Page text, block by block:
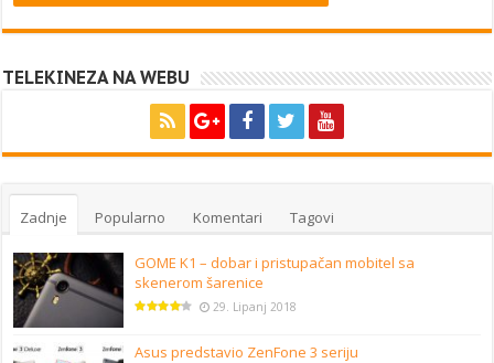
TELEKINEZA NA WEBU
Zadnje Popularno Komentari Tagovi
GOME K1 – dobar i pristupačan mobitel sa
skenerom šarenice
29. Lipanj 2018
Asus predstavio ZenFone 3 seriju